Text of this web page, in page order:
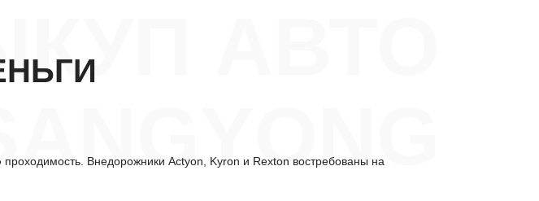
АВТО
Внедорожники Actyon, Kyron и Rexton востребованы на